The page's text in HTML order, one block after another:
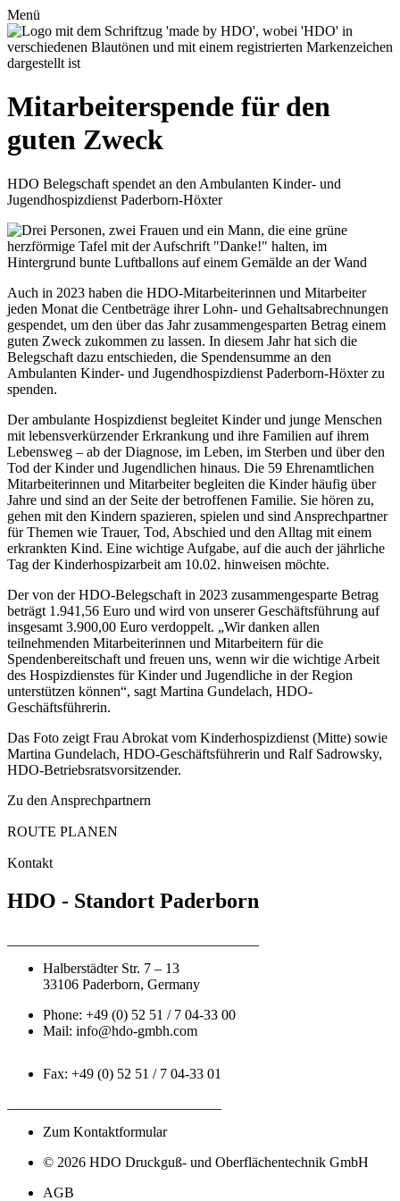
Zum
Inhalt
springen
Menü
Mitarbeiterspende für den
guten Zweck
HDO Belegschaft spendet an den Ambulanten Kinder- und
Jugendhospizdienst Paderborn-Höxter
Auch in 2023 haben die HDO-Mitarbeiterinnen und Mitarbeiter
jeden Monat die Centbeträge ihrer Lohn- und Gehaltsabrechnungen
gespendet, um den über das Jahr zusammengesparten Betrag einem
guten Zweck zukommen zu lassen. In diesem Jahr hat sich die
Belegschaft dazu entschieden, die Spendensumme an den
Ambulanten Kinder- und Jugendhospizdienst Paderborn-Höxter zu
spenden.
Der ambulante Hospizdienst begleitet Kinder und junge Menschen
mit lebensverkürzender Erkrankung und ihre Familien auf ihrem
Lebensweg – ab der Diagnose, im Leben, im Sterben und über den
Tod der Kinder und Jugendlichen hinaus. Die 59 Ehrenamtlichen
Mitarbeiterinnen und Mitarbeiter begleiten die Kinder häufig über
Jahre und sind an der Seite der betroffenen Familie. Sie hören zu,
gehen mit den Kindern spazieren, spielen und sind Ansprechpartner
für Themen wie Trauer, Tod, Abschied und den Alltag mit einem
erkrankten Kind. Eine wichtige Aufgabe, auf die auch der jährliche
Tag der Kinderhospizarbeit am 10.02. hinweisen möchte.
Der von der HDO-Belegschaft in 2023 zusammengesparte Betrag
beträgt 1.941,56 Euro und wird von unserer Geschäftsführung auf
insgesamt 3.900,00 Euro verdoppelt. „Wir danken allen
teilnehmenden Mitarbeiterinnen und Mitarbeitern für die
Spendenbereitschaft und freuen uns, wenn wir die wichtige Arbeit
des Hospizdienstes für Kinder und Jugendliche in der Region
unterstützen können“, sagt Martina Gundelach, HDO-
Geschäftsführerin.
Das Foto zeigt Frau Abrokat vom Kinderhospizdienst (Mitte) sowie
Martina Gundelach, HDO-Geschäftsführerin und Ralf Sadrowsky,
HDO-Betriebsratsvorsitzender.
Zu den Ansprechpartnern
ROUTE PLANEN
Kontakt
HDO - Standort Paderborn
Halberstädter Str. 7 – 13
33106 Paderborn, Germany
Phone: +49 (0) 52 51 / 7 04-33 00
Mail: info@hdo-gmbh.com
Fax: +49 (0) 52 51 / 7 04-33 01
Zum Kontaktformular
© 2026 HDO Druckguß- und Oberflächentechnik GmbH
AGB